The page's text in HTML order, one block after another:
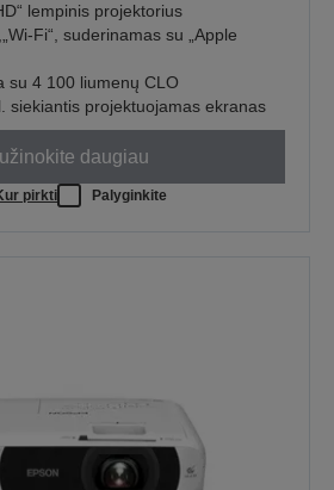
lempinis projektorius
Fi“, suderinamas su „Apple
su 4 100 liumenų CLO
siekiantis projektuojamas ekranas
daugiau
pirkti Palyginkite